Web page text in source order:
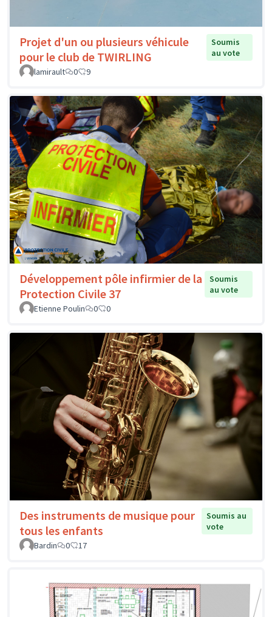
Projet d'un ou plusieurs véhicule
pour le club de TWIRLING
Soumis
au vote
lamirault
0 9
Développement pôle infirmier de la
Protection Civile 37
Soumis
au vote
Etienne Poulin
0 0
Des instruments de musique pour
tous les enfants
Soumis au
vote
Bardin
0 17